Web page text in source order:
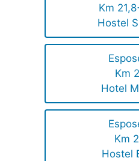
Km
Hostel
Km
Hotel
Km
Hostel